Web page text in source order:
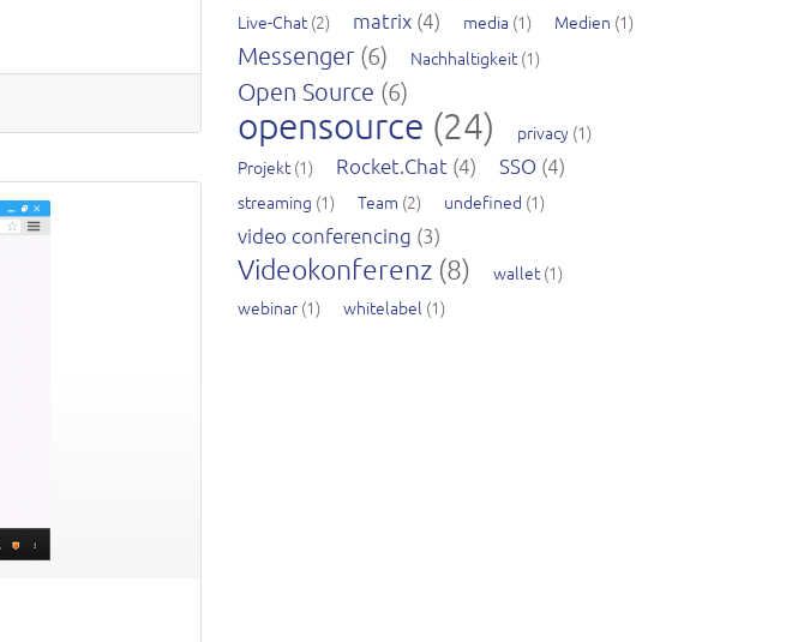
Live-Chat(2) matrix (4) media (1) Medien (1)
Messenger (6) Nachhaltigkeit(1)
Open Source (6)
opensource (24) privacy (1)
Projekt(1) Rocket.Chat (4) SSO (4)
streaming (1) Team (2) undefined (1)
video conferencing (3)
Videokonferenz (8) wallet(1)
webinar (1) whitelabel (1)